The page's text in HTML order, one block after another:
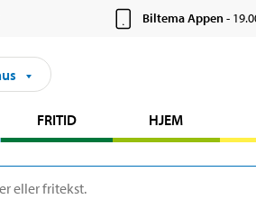
Biltema Appen-
FRITID HJEM